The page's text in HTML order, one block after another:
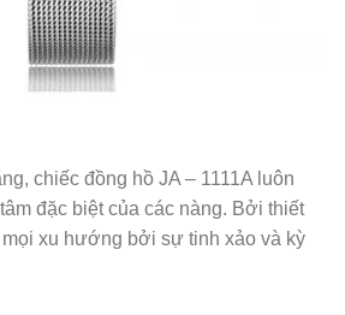
chiếc đồng hồ JA – 1111A luôn
đặc biệt của các nàng. Bởi thiết
xu hướng bởi sự tinh xảo và kỳ